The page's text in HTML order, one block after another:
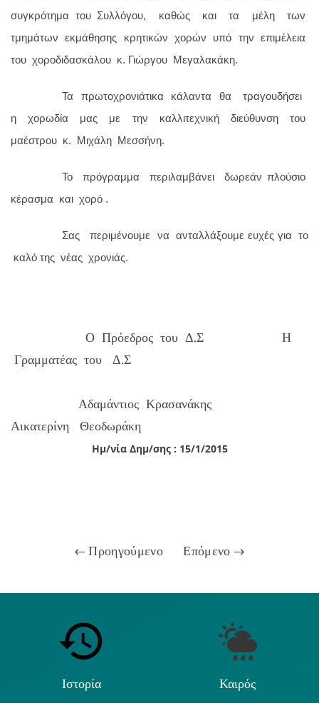
συγκρότημα του Συλλόγου, καθώς και τα μέλη των
τμημάτων εκμάθησης κρητικών χορών υπό την επιμέλεια
του χοροδιδασκάλου κ. Γιώργου Μεγαλακάκη.
Τα πρωτοχρονιάτικα κάλαντα θα τραγουδήσει
η χορωδία μας με την καλλιτεχνική διεύθυνση του
μαέστρου κ. Μιχάλη Μεσσήνη.
Το πρόγραμμα περιλαμβάνει δωρεάν πλούσιο
κέρασμα και χορό .
Σας περιμένουμε να ανταλλάξουμε ευχές για το
καλό της νέας χρονιάς.
Ο Πρόεδρος του Δ.Σ Η
Γραμματέας του Δ.Σ
Αδαμάντιος Κρασανάκης
Αικατερίνη Θεοδωράκη
Ημ/νία Δημ/σης : 15/1/2015
Προηγούμενο Επόμενο
Ιστορία Καιρός